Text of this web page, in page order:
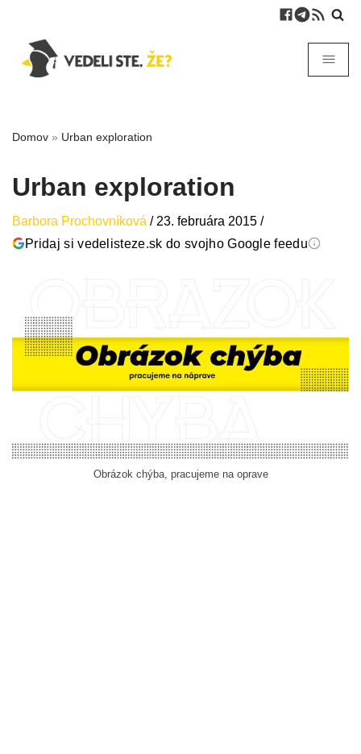
Domov » Urban exploration
Urban exploration
Barbora Prochovníková / 23. februára 2015 /
Pridaj si vedelisteze.sk do svojho Google feedu
Obrázok chýba, pracujeme na oprave